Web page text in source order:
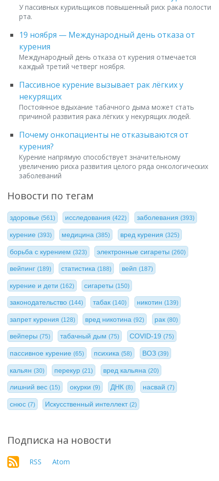
У пассивных курильщиков повышенный риск рака полости
рта.
19 ноября — Международный день отказа от
курения
Международный день отказа от курения отмечается
каждый третий четверг ноября.
Пассивное курение вызывает рак лёгких у
некурящих
Постоянное вдыхание табачного дыма может стать
причиной развития рака лёгких у некурящих людей.
Почему онкопациенты не отказываются от
курения?
Курение напрямую способствует значительному
увеличению риска развития целого ряда онкологических
заболеваний
Новости по тегам
здоровье (561) исследования(422) заболевания (393)
курение (393) медицина(385) вред курения (325)
борьба с курением (323) электронные сигареты(260)
вейпинг (189) статистика(188) вейп (187)
курение и дети (162) сигареты(150)
законодательство (144) табак(140) никотин (139)
запрет курения (128) вред никотина(92) рак (80)
вейперы (75) табачный дым(75) COVID-19 (75)
пассивное курение (65) психика(58) ВОЗ (39)
кальян (30) перекур(21) вред кальяна (20)
лишний вес (15) окурки(9) ДНК (8) насвай(7)
снюс (7) Искусственный интеллект(2)
Подписка на новости
RSS Atom